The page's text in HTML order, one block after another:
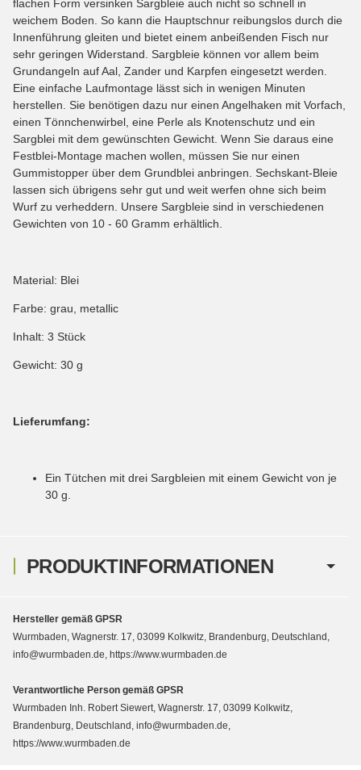
PRODUKTINFORMATIONEN
flachen Form versinken Sargbleie auch nicht so schnell in
weichem Boden. So kann die Hauptschnur reibungslos durch die
Innenführung gleiten und bietet einem anbeißenden Fisch nur
sehr geringen Widerstand. Sargbleie können vor allem beim
Grundangeln auf Aal, Zander und Karpfen eingesetzt werden.
Eine einfache Laufmontage lässt sich in wenigen Minuten
herstellen. Sie benötigen dazu nur einen Angelhaken mit Vorfach,
einen Tönnchenwirbel, eine Perle als Knotenschutz und ein
Sargblei mit dem gewünschten Gewicht. Wenn Sie daraus eine
Festblei-Montage machen wollen, müssen Sie nur einen
Gummistopper über dem Grundblei anbringen. Sechskant-Bleie
lassen sich übrigens sehr gut und weit werfen ohne sich beim
Wurf zu verheddern. Unsere Sargbleie sind in verschiedenen
Gewichten von 10 - 60 Gramm erhältlich.
Material: Blei
Farbe: grau, metallic
Inhalt: 3 Stück
Gewicht: 30 g
Lieferumfang:
Ein Tütchen mit drei Sargbleien mit einem Gewicht von je
30 g.
Hersteller gemäß GPSR
Wurmbaden, Wagnerstr. 17, 03099 Kolkwitz, Brandenburg, Deutschland,
info@wurmbaden.de, https://www.wurmbaden.de
Verantwortliche Person gemäß GPSR
Wurmbaden Inh. Robert Siewert, Wagnerstr. 17, 03099 Kolkwitz,
Brandenburg, Deutschland, info@wurmbaden.de,
https://www.wurmbaden.de